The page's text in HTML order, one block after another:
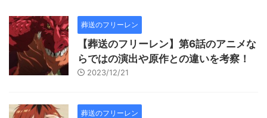
葬送のフリーレン
【葬送のフリーレン】第6話のアニメな
らではの演出や原作との違いを考察！
2023/12/21
葬送のフリーレン